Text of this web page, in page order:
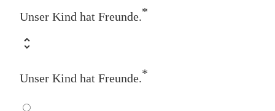
Unser Kind hat Freunde.*
Unser Kind hat Freunde. *